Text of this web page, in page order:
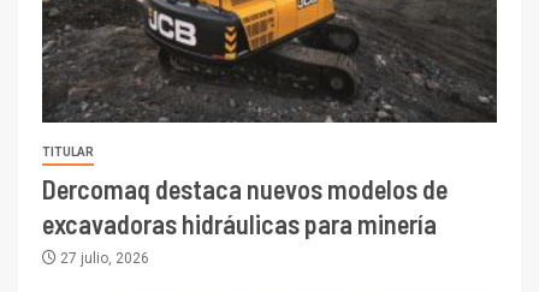
TITULAR
Dercomaq destaca nuevos modelos de
excavadoras hidráulicas para minería
27 julio, 2026